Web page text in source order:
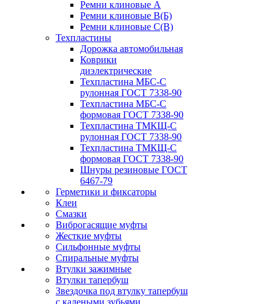
Ремни клиновые А
Ремни клиновые В(Б)
Ремни клиновые С(В)
Техпластины
Дорожка автомобильная
Коврики
диэлектрические
Техпластина МБС-С
рулонная ГОСТ 7338-90
Техпластина МБС-С
формовая ГОСТ 7338-90
Техпластина ТМКЩ-С
рулонная ГОСТ 7338-90
Техпластина ТМКЩ-С
формовая ГОСТ 7338-90
Шнуры резиновые ГОСТ
6467-79
Герметики и фиксаторы
Клеи
Смазки
Виброгасящие муфты
Жесткие муфты
Сильфонные муфты
Спиральные муфты
Втулки зажимные
Втулки тапербуш
Звездочка под втулку тапербуш
c калеными зубьями